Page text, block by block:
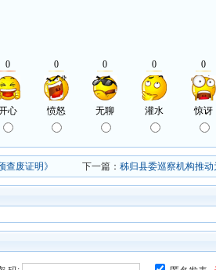
查废证明》 下一篇： 秭归县委巡察机构推动